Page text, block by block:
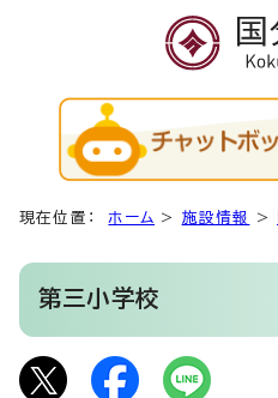
現在位置： ホーム > 施設情報 >
第三小学校